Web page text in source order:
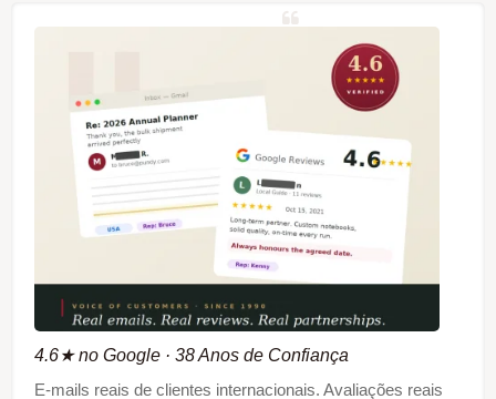
4.6★ no Google · 38 Anos de Confiança
E-mails reais de clientes internacionais. Avaliações reais